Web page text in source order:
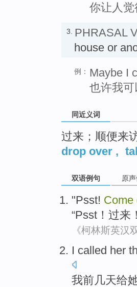
你让人
3. PHRASAL
house or
例： Maybe I
也许我
同近义词
过来；顺便来
drop over ,
双语例句 原
"Psst! Come
“Psst ！ 过来
《柯林斯英汉
I called her
我前几天给